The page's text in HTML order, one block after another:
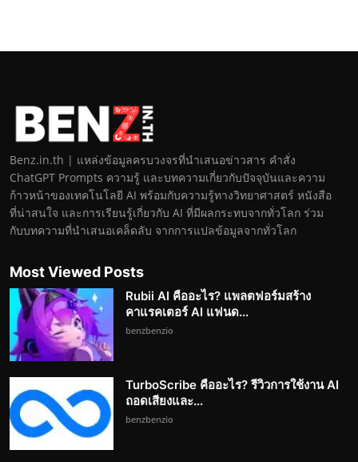
Benz.in.th | แหล่งข้อมูลครบวงจรที่นำเสนอข่าวสาร คำสั่ง
ChatGPT Prompts ความรู้ และบทความเกี่ยวกับปัจจุบันและความ
ก้าวหน้าของเทคโนโลยี AI พร้อมกับความรู้ทางวิทยาศาสตร์ หนังสือ
ที่น่าสนใจ และการเรียนรู้เกี่ยวกับ AI ที่มีผลกระทบจากทั่วโลก ร่วม
กับบทความที่นำเสนอเคล็ดลับ จากการแปลข้อมูลจากทั่วโลก
Most Viewed Posts
Rubii AI คืออะไร? แพลตฟอร์มสร้าง
คาแรคเตอร์ AI แฟนด...
benzbenzio
TurboScribe คืออะไร? รีวิวการใช้งาน AI
ถอดเสียงและ...
benzbenzio